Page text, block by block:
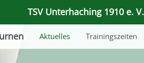
TSV Unterhaching 1910 e. V.
Aktuelles Trainingszeiten